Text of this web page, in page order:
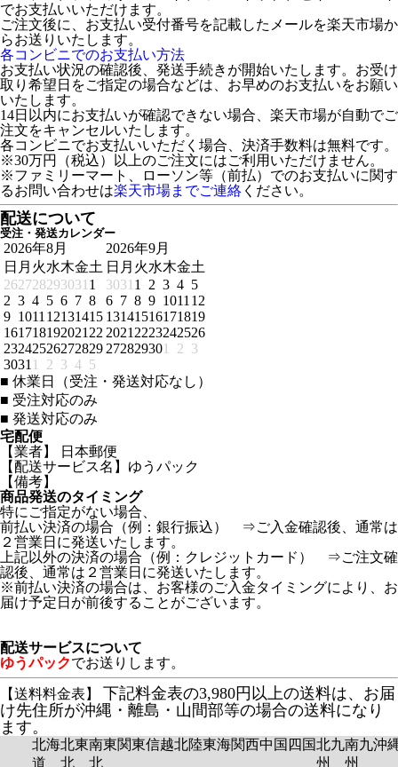
でお支払いいただけます。
ご注文後に、お支払い受付番号を記載したメールを楽天市場か
らお送りいたします。
各コンビニでのお支払い方法
お支払い状況の確認後、発送手続きが開始いたします。お受け
取り希望日をご指定の場合などは、お早めのお支払いをお願い
いたします。
14日以内にお支払いが確認できない場合、楽天市場が自動でご
注文をキャンセルいたします。
各コンビニでお支払いいただく場合、決済手数料は無料です。
※30万円（税込）以上のご注文にはご利用いただけません。
※ファミリーマート、ローソン等（前払）でのお支払いに関す
るお問い合わせは楽天市場までご連絡 ください。
配送について
受注・発送カレンダー
2026年8月
日 月 火水木金土
262728293031 1
2 3 4 5 6 7 8
9 1011 12131415
161718192021 22
23242526272829
3031 1 2 3 4 5
2026年9月
日 月 火水木金土
3031 1 2 3 4 5
6 7 8 9 1011 12
13141516171819
2021 2223242526
272829301 2 3
■ 休業日（受注・発送対応なし）
■ 受注対応のみ
■ 発送対応のみ
宅配便
【業者】 日本郵便
【配送サービス名】ゆうパック
【備考】
商品発送のタイミング
特にご指定がない場合、
前払い決済の場合（例：銀行振込） ⇒ご入金確認後、通常は
２営業日に発送いたします。
上記以外の決済の場合（例：クレジットカード） ⇒ご注文確
認後、通常は２営業日に発送いたします。
※前払い決済の場合は、お客様のご入金タイミングにより、お
届け予定日が前後することがございます。
配送サービスについて
ゆうパックでお送りします。
【送料料金表】
下記料金表の3,980円以上の送料は、お届
け先住所が沖縄・離島・山間部等の場合の送料になり
ます。
北海
道
北東
北
南東
北
関東信越北陸東海関西中国 四国北九
州
南九
州
沖